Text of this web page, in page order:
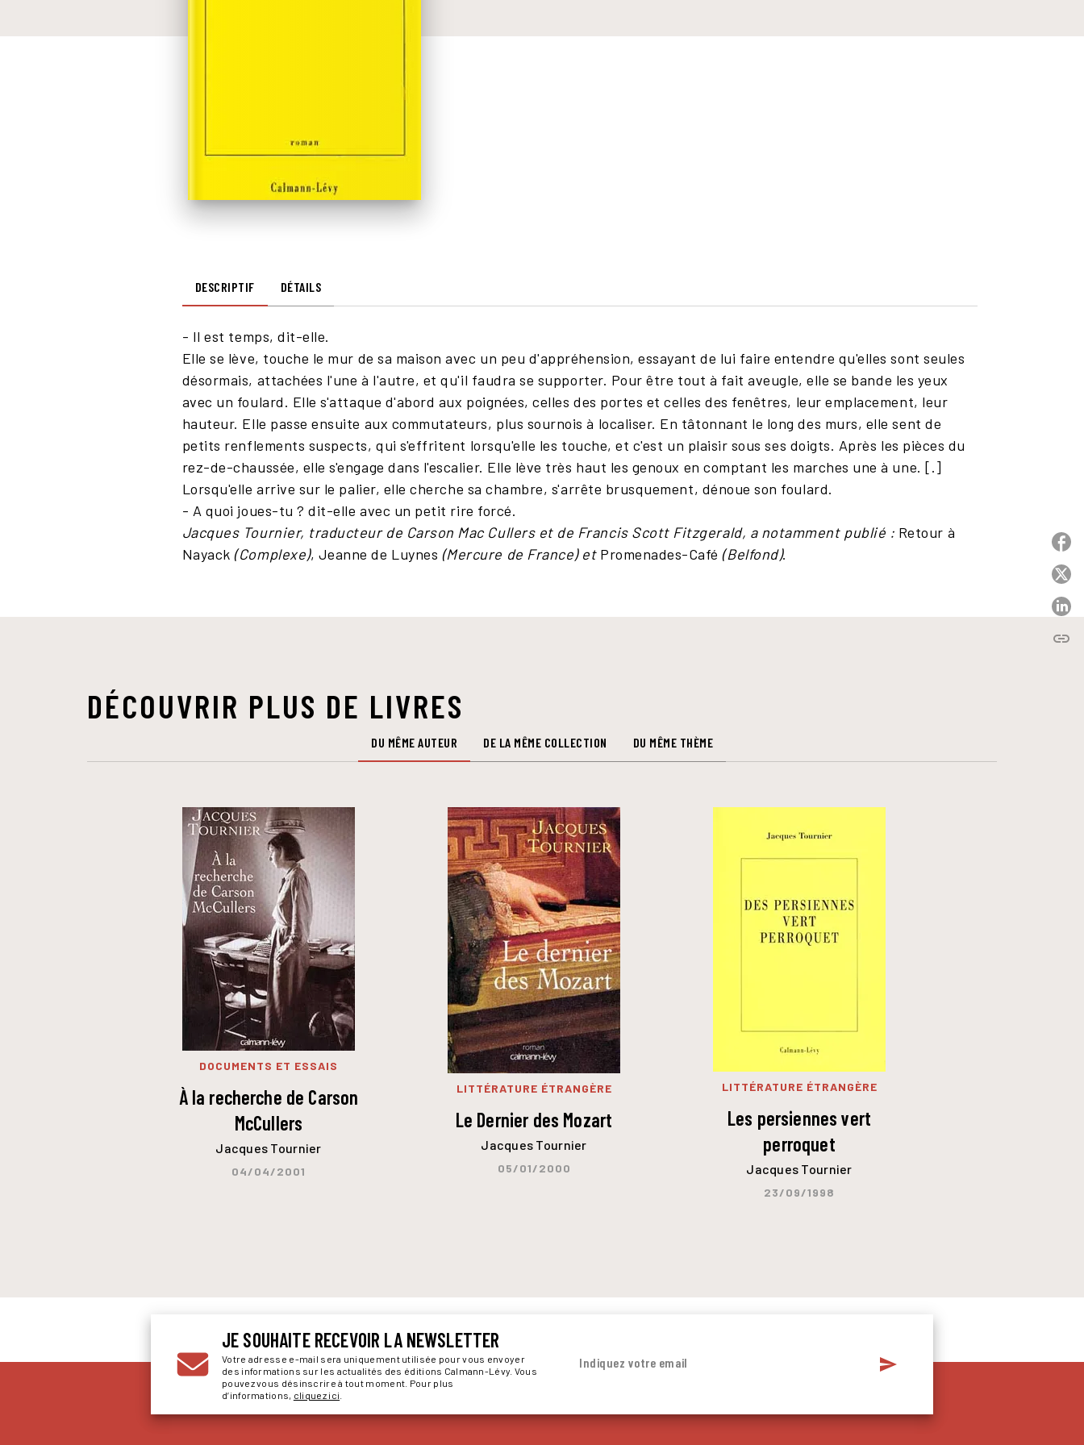
DESCRIPTIF DÉTAILS
- Il est temps, dit-elle.
Elle se lève, touche le mur de sa maison avec un peu d'appréhension, essayant de lui faire entendre qu'elles sont seules
désormais, attachées l'une à l'autre, et qu'il faudra se supporter. Pour être tout à fait aveugle, elle se bande les yeux
avec un foulard. Elle s'attaque d'abord aux poignées, celles des portes et celles des fenêtres, leur emplacement, leur
hauteur. Elle passe ensuite aux commutateurs, plus sournois à localiser. En tâtonnant le long des murs, elle sent de
petits renflements suspects, qui s'effritent lorsqu'elle les touche, et c'est un plaisir sous ses doigts. Après les pièces du
rez-de-chaussée, elle s'engage dans l'escalier. Elle lève très haut les genoux en comptant les marches une à une. [.]
Lorsqu'elle arrive sur le palier, elle cherche sa chambre, s'arrête brusquement, dénoue son foulard.
- A quoi joues-tu ? dit-elle avec un petit rire forcé.
Jacques Tournier, traducteur de Carson Mac Cullers et de Francis Scott Fitzgerald, a notamment publié : Retour à
Nayack(Complexe), Jeanne de Luynes (Mercure de France) etPromenades-Café(Belfond).
DÉCOUVRIR PLUS DE LIVRES
DU MÊME AUTEUR DE LA MÊME COLLECTION DU MÊME THÈME
DOCUMENTS ET ESSAIS
À la recherche de Carson
McCullers
Jacques Tournier
04/04/2001
LITTÉRATURE ÉTRANGÈRE
Le Dernier des Mozart
Jacques Tournier
05/01/2000
LITTÉRATURE ÉTRANGÈRE
Les persiennes vert
perroquet
Jacques Tournier
23/09/1998
link
JE SOUHAITE RECEVOIR LA NEWSLETTER
Votre adresse e-mail sera uniquement utilisée pour vous envoyer
des informations sur les actualités des éditions Calmann-Lévy. Vous
pouvez vous désinscrire à tout moment. Pour plus
d’informations, cliquez ici
Indiquez votre email send